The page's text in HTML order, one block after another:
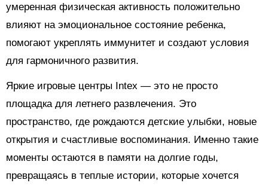
умеренная физическая активность положительно
влияют на эмоциональное состояние ребенка,
помогают укреплять иммунитет и создают условия
для гармоничного развития.
Яркие игровые центры Intex — это не просто
площадка для летнего развлечения. Это
пространство, где рождаются детские улыбки, новые
открытия и счастливые воспоминания. Именно такие
моменты остаются в памяти на долгие годы,
превращаясь в теплые истории, которые хочется